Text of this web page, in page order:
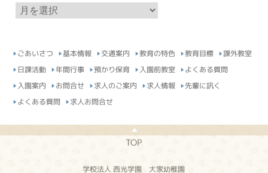
ア
ー
ブ
ごあいさつ 基本情報 交通案内 教育の特色 教育目標
課外教室
日課活動
年間行事 預かり保育 入園前教室 よくある質問
入園案内 お問合せ 求人のご案内 求人情報 先輩に訊く
よくある質問 求人お問合せ
TOP
学校法人 西光学園 大家幼稚園